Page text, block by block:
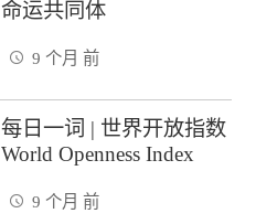
命运共同体
9 个月 前
每日一词 | 世界开放指数
World Openness Index
9 个月 前